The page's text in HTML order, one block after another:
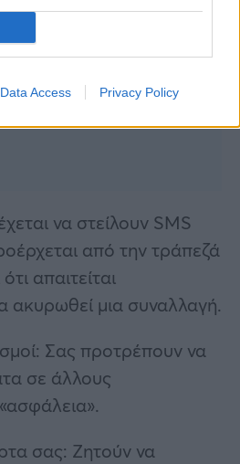
Data Access Privacy Policy
να στείλουν SMS
από την τράπεζά
απαιτείται
ακυρωθεί μια συναλλαγή.
Σας προτρέπουν να
σε άλλους
σας: Ζητούν να